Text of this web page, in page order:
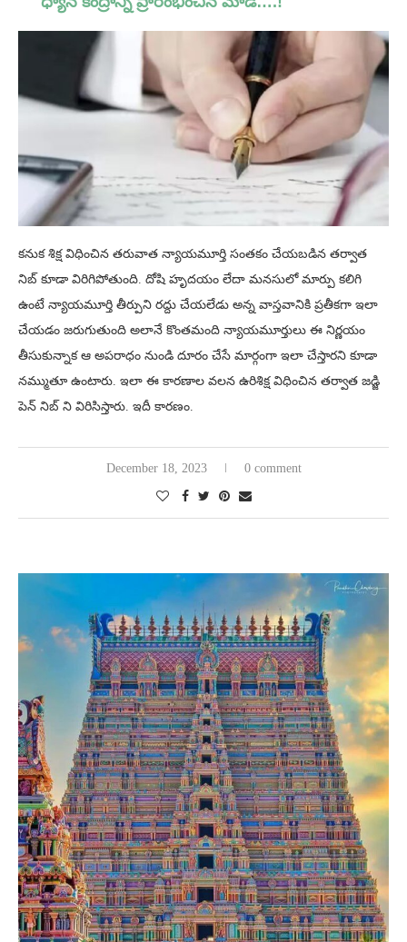
కనుక శిక్ష విధించిన తరువాత న్యాయమూర్తి సంతకం చేయబడిన తర్వాత
నిబ్ కూడా విరిగిపోతుంది. దోషి హృదయం లేదా మనసులో మార్పు కలిగి
ఉంటే న్యాయమూర్తి తీర్పుని రద్దు చేయలేడు అన్న వాస్తవానికి ప్రతీకగా ఇలా
చేయడం జరుగుతుంది అలానే కొంతమంది న్యాయమూర్తులు ఈ నిర్ణయం
తీసుకున్నాక ఆ అపరాధం నుండి దూరం చేసే మార్గంగా ఇలా చేస్తారని కూడా
నమ్ముతూ ఉంటారు. ఇలా ఈ కారణాల వలన ఉరిశిక్ష విధించిన తర్వాత జడ్జి
పెన్ నిబ్ ని విరిసిస్తారు. ఇదీ కారణం.
December 18, 2023 0 comment